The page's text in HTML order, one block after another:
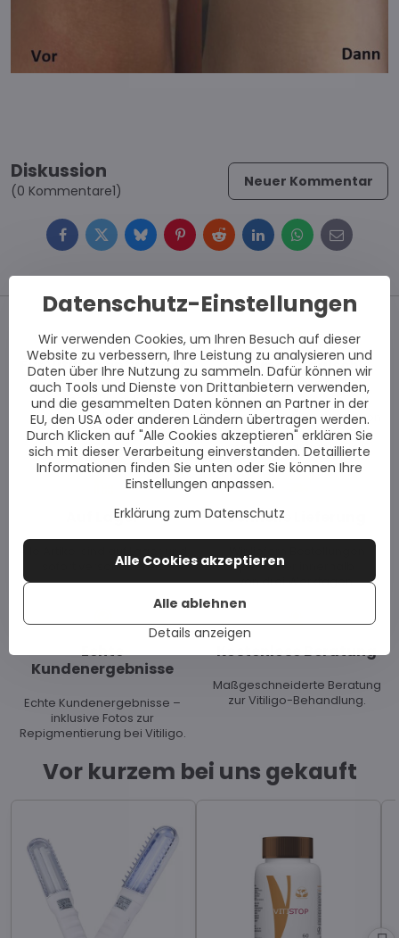
Diskussion
(0 Kommentare1)
Neuer Kommentar
FacebookTwitterBlueskyPinterestRedditLinkedInWhatsApp
E-
mail
Für Vitiligo entwickelt
Unsere Produkte
erfüllen höchste
EU-Qualitätsstandards.
Dermatologisch
getestet
Unsere Produkte wurden von
führenden Dermatologen
getestet und empfohlen.
Auf Lager
Alle Artikel sind auf Lager und
sofort versandbereit.
Schnelle Lieferung
Wir liefern Bestellungen
per Kurier innerhalb
von drei Werktagen.
Echte
Kundenergebnisse
Echte Kundenergebnisse –
inklusive Fotos zur
Repigmentierung bei Vitiligo.
Kostenlose Beratung
Maßgeschneiderte Beratung
zur Vitiligo-Behandlung.
Vor kurzem bei uns gekauft
Datenschutz-Einstellungen
Wir verwenden Cookies, um Ihren Besuch auf dieser
Website zu verbessern, Ihre Leistung zu analysieren und
Daten über Ihre Nutzung zu sammeln. Dafür können wir
auch Tools und Dienste von Drittanbietern verwenden,
und die gesammelten Daten können an Partner in der
EU, den USA oder anderen Ländern übertragen werden.
Durch Klicken auf "Alle Cookies akzeptieren" erklären Sie
sich mit dieser Verarbeitung einverstanden. Detaillierte
Informationen finden Sie unten oder Sie können Ihre
Einstellungen anpassen.
Erklärung zum Datenschutz
Details anzeigen
Alle Cookies akzeptieren
Alle ablehnen